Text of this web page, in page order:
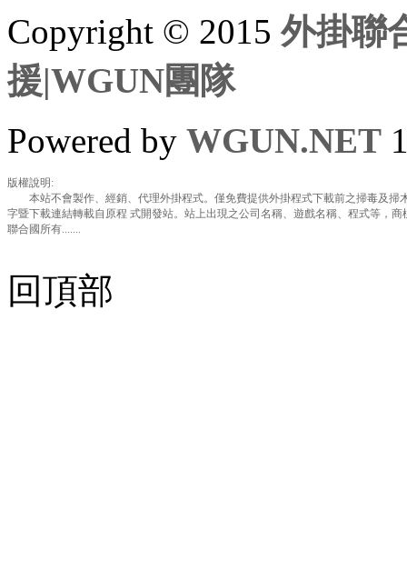
Copyright © 2015外掛聯
援|WGUN團隊
Powered by WGUN.NET
版權說明:
本站不會製作、經銷、代理外掛程式。僅免費提供外掛程式下載前之掃毒及掃
字暨下載連結轉載自原程 式開發站。站上出現之公司名稱、遊戲名稱、程式等，
聯合國所有.......
回頂部